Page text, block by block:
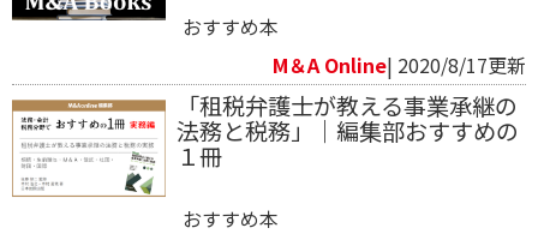
おすすめ本
M＆A Online| 2020/8/17更新
「租税弁護士が教える事業承継の
法務と税務」｜編集部おすすめの
１冊
おすすめ本